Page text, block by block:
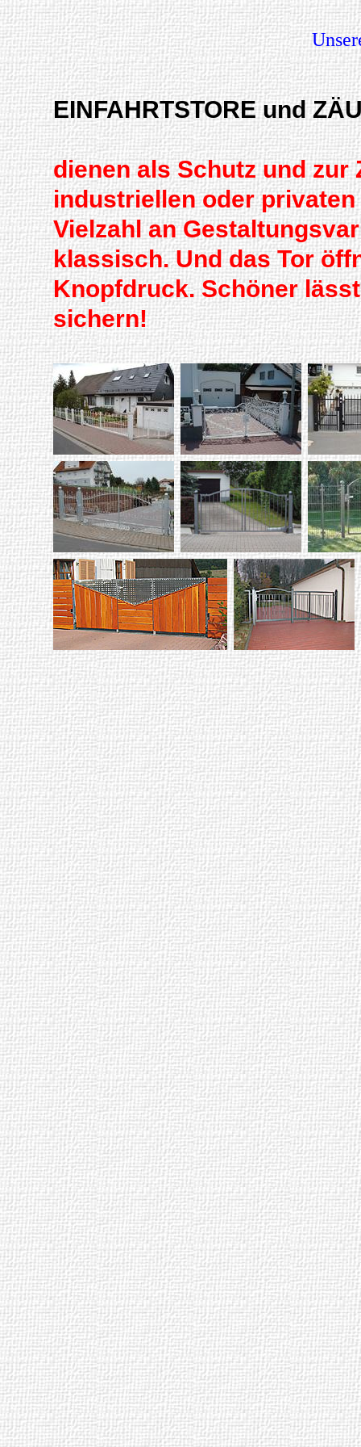
EINFAHRTSTORE und
dienen als Schutz und zur
industriellen oder
Vielzahl an
klassisch. Und das Tor
Knopfdruck. Schöner
sichern!